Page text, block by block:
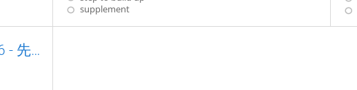
supplement
菅井流やんちゃ振り飛車 - 06 - 先手中飛車の戦い